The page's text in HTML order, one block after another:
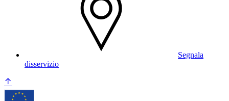
Segnala
disservizio